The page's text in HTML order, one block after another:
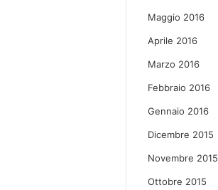
Maggio 2016
Aprile 2016
Marzo 2016
Febbraio 2016
Gennaio 2016
Dicembre 2015
Novembre 2015
Ottobre 2015